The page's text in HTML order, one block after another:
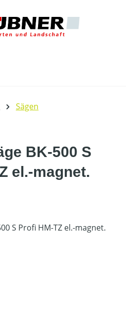
Sägen
BK-500 S
el.-magnet.